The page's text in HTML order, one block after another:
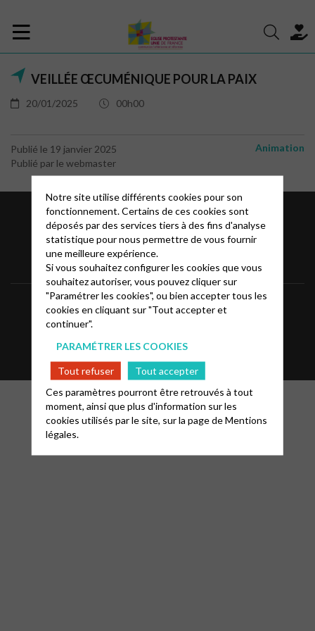
VEILLÉE ŒCUMÉNIQUE POUR LA PAIX
20/01/2025 00h00
Publié le 19 janvier 2025
Publié par le webmaster
Animation
Informations Mentions légales FAQ
Notre site utilise différents cookies pour son
fonctionnement. Certains de ces cookies sont
déposés par des services tiers à des fins d'analyse
statistique pour nous permettre de vous fournir
une meilleure expérience.
Si vous souhaitez configurer les cookies que vous
souhaitez autoriser, vous pouvez cliquer sur
"Paramétrer les cookies", ou bien accepter tous les
cookies en cliquant sur "Tout accepter et
continuer".
PARAMÉTRER LES COOKIES
Tout refuser
Tout accepter
Ces paramètres pourront être retrouvés à tout
moment, ainsi que plus d'information sur les
cookies utilisés par le site, sur la page deMentions
légales.